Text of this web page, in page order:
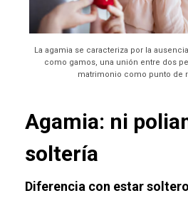
La agamia se caracteriza por la
como gamos, una unión entre dos
matrimonio como punto de
Agamia: ni
soltería
Diferencia con estar